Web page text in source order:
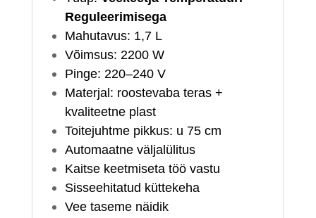
Reguleerimisega
Mahutavus: 1,7 L
Võimsus: 2200 W
Pinge: 220–240 V
Materjal: roostevaba teras +
kvaliteetne plast
Toitejuhtme pikkus: u 75 cm
Automaatne väljalülitus
Kaitse keetmiseta töö vastu
Sisseehitatud küttekeha
Vee taseme näidik